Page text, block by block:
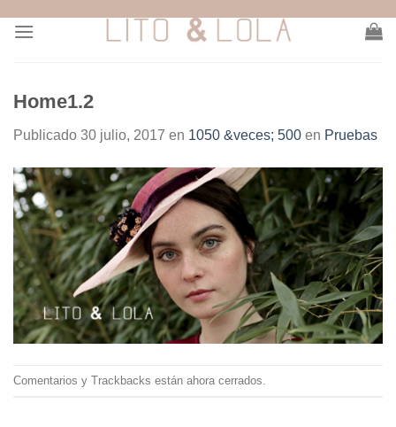
Home1.2
Publicado 30 julio, 2017 en 1050 &veces; 500 en Pruebas
Comentarios y Trackbacks están ahora cerrados.